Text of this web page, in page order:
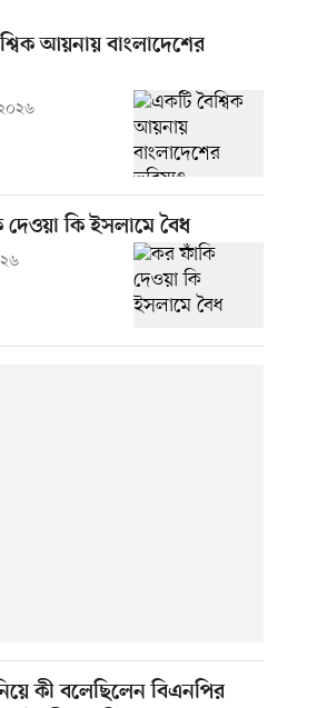
আয়নায় বাংলাদেশের
কি ইসলামে বৈধ
কী বলেছিলেন বিএনপির